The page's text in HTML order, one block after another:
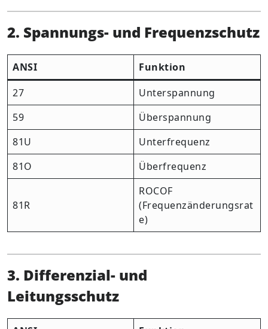
2. Spannungs- und Frequenzschutz
ANSI
Funktion
27
Unterspannung
59
Überspannung
81U
Unterfrequenz
81O
Überfrequenz
81R
ROCOF
(Frequenzänderungsrat
e)
3. Differenzial- und
Leitungsschutz